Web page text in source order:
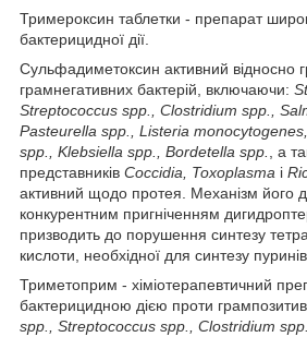
Тримероксин таблетки - препарат
бактерицидної дії.
Сульфадиметоксин активний відносно
грамнегативних бактерій, включаючи:
Streptococcus spp., Clostridium spp.,
Pasteurella spp., Listeria
spp., Klebsiella spp., Bordetella spp., а
представників Coccidia, Toxoplasmа і
активний щодо протея. Механізм його
конкурентним пригніченням
призводить до порушення синтезу
кислоти, необхідної для синтезу пуринів
Триметоприм - хіміотерапевтичний
бактерицидною дією проти
spp., Streptococcus spp., Clostridium spp